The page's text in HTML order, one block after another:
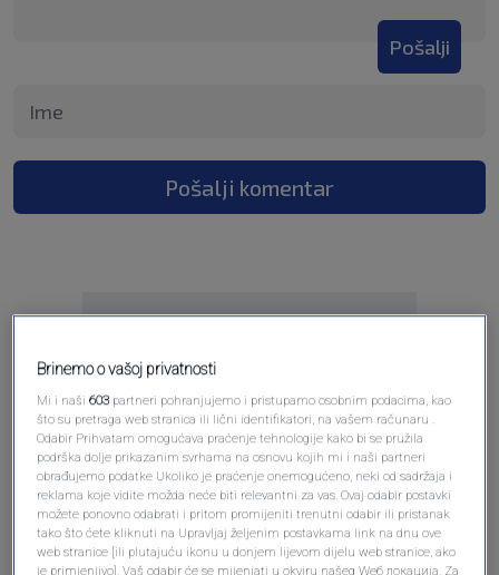
Pošalji
Pošalji komentar
Oglas
Brinemo o vašoj privatnosti
Mi i naši603 partneri pohranjujemo i pristupamo osobnim podacima, kao
što su pretraga web stranica ili lični identifikatori, na vašem računaru .
Odabir Prihvatam omogućava praćenje tehnologije kako bi se pružila
podrška dolje prikazanim svrhama na osnovu kojih mi i naši partneri
obrađujemo podatke Ukoliko je praćenje onemogućeno, neki od sadržaja i
reklama koje vidite možda neće biti relevantni za vas. Ovaj odabir postavki
možete ponovno odabrati i pritom promijeniti trenutni odabir ili pristanak
tako što ćete kliknuti na Upravljaj željenim postavkama link na dnu ove
web stranice [ili plutajuću ikonu u donjem lijevom dijelu web stranice, ako
je primjenjivo]. Vaš odabir će se mijenjati u okviru našeg Wеб локација. Za